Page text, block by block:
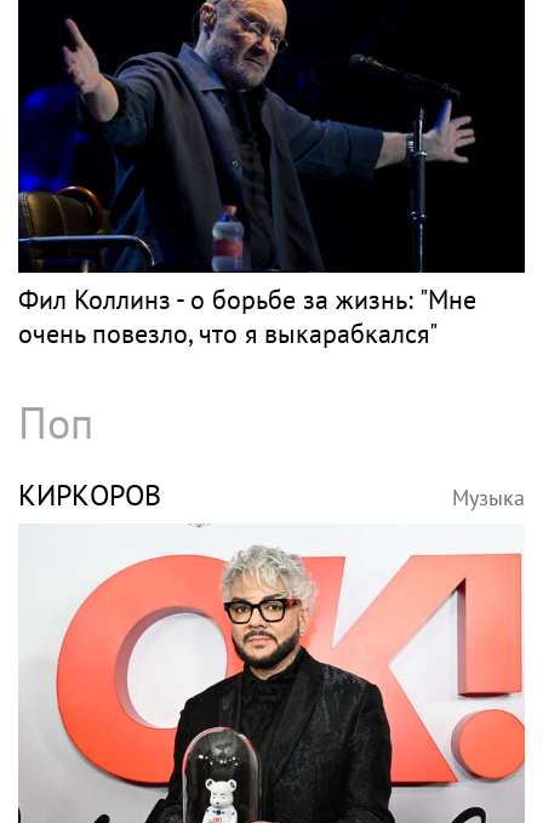
Фил Коллинз - о борьбе за жизнь: "Мне
очень повезло, что я выкарабкался"
Поп
КИРКОРОВ Музыка